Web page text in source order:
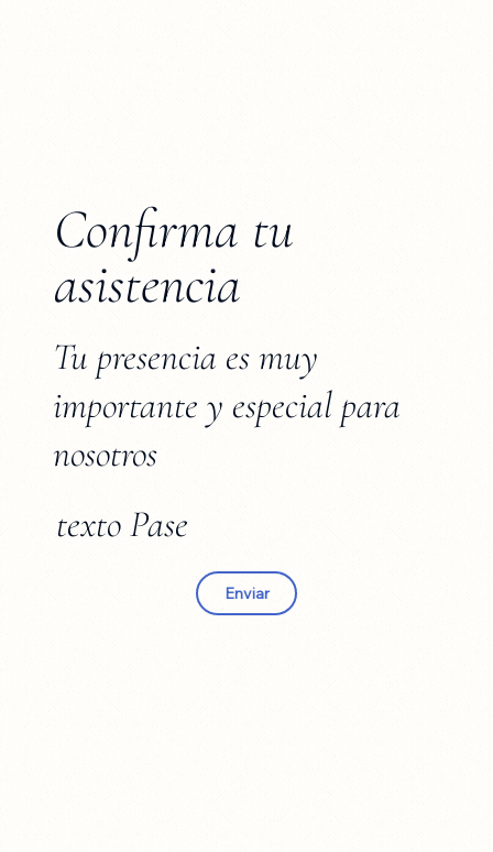
Confirma tu
asistencia
Tu presencia es muy
importante y especial para
nosotros
texto Pase
Enviar